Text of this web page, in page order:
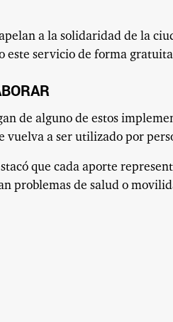
a la solidaridad de la
este servicio de forma
de alguno de estos
vuelva a ser utilizado por
que cada aporte
problemas de salud o